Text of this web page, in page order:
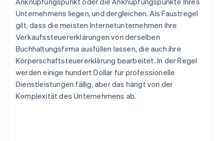
Unternehmens liegen, und dergleichen. Als Faustregel
gilt, dass die meisten Internetunternehmen ihre
Verkaufssteuererklärungen von derselben
Buchhaltungsfirma ausfüllen lassen, die auch ihre
Körperschaftsteuererklärung bearbeitet. In der Regel
werden einige hundert Dollar für professionelle
Dienstleistungen fällig, aber das hängt von der
Komplexität des Unternehmens ab.